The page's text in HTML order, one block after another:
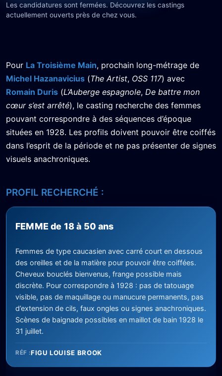
Les candidatures sont fermées. Découvrez les castings
actuellement ouverts près de chez vous.
Pour La Troisième Main, prochain long-métrage de
Michel Hazanavicius (The Artist, OSS 117) avec
Romain Duris (L’Auberge espagnole, De battre mon
cœur s’est arrêté), le casting recherche des femmes
pouvant correspondre à des séquences d’époque
situées en 1928. Les profils doivent pouvoir être coiffés
dans l’esprit de la période et ne pas présenter de signes
visuels anachroniques.
PROFIL RECHERCHÉ :
FEMME de 18 à 50 ans
Femmes de type caucasien avec carré court en dessous
des oreilles et de la matière pour pouvoir être coiffées.
Cheveux bouclés bienvenus, frange possible mais
discrète. Pour correspondre à 1928 : pas de tatouage
visible, pas de maquillage ou manucure permanents, pas
d’extension de cils, faux ongles ou signes anachroniques.
Scènes de baignade possibles en maillot de bain 1928 le
31 juillet.
RÉF :FIGU LOUISE BROOK